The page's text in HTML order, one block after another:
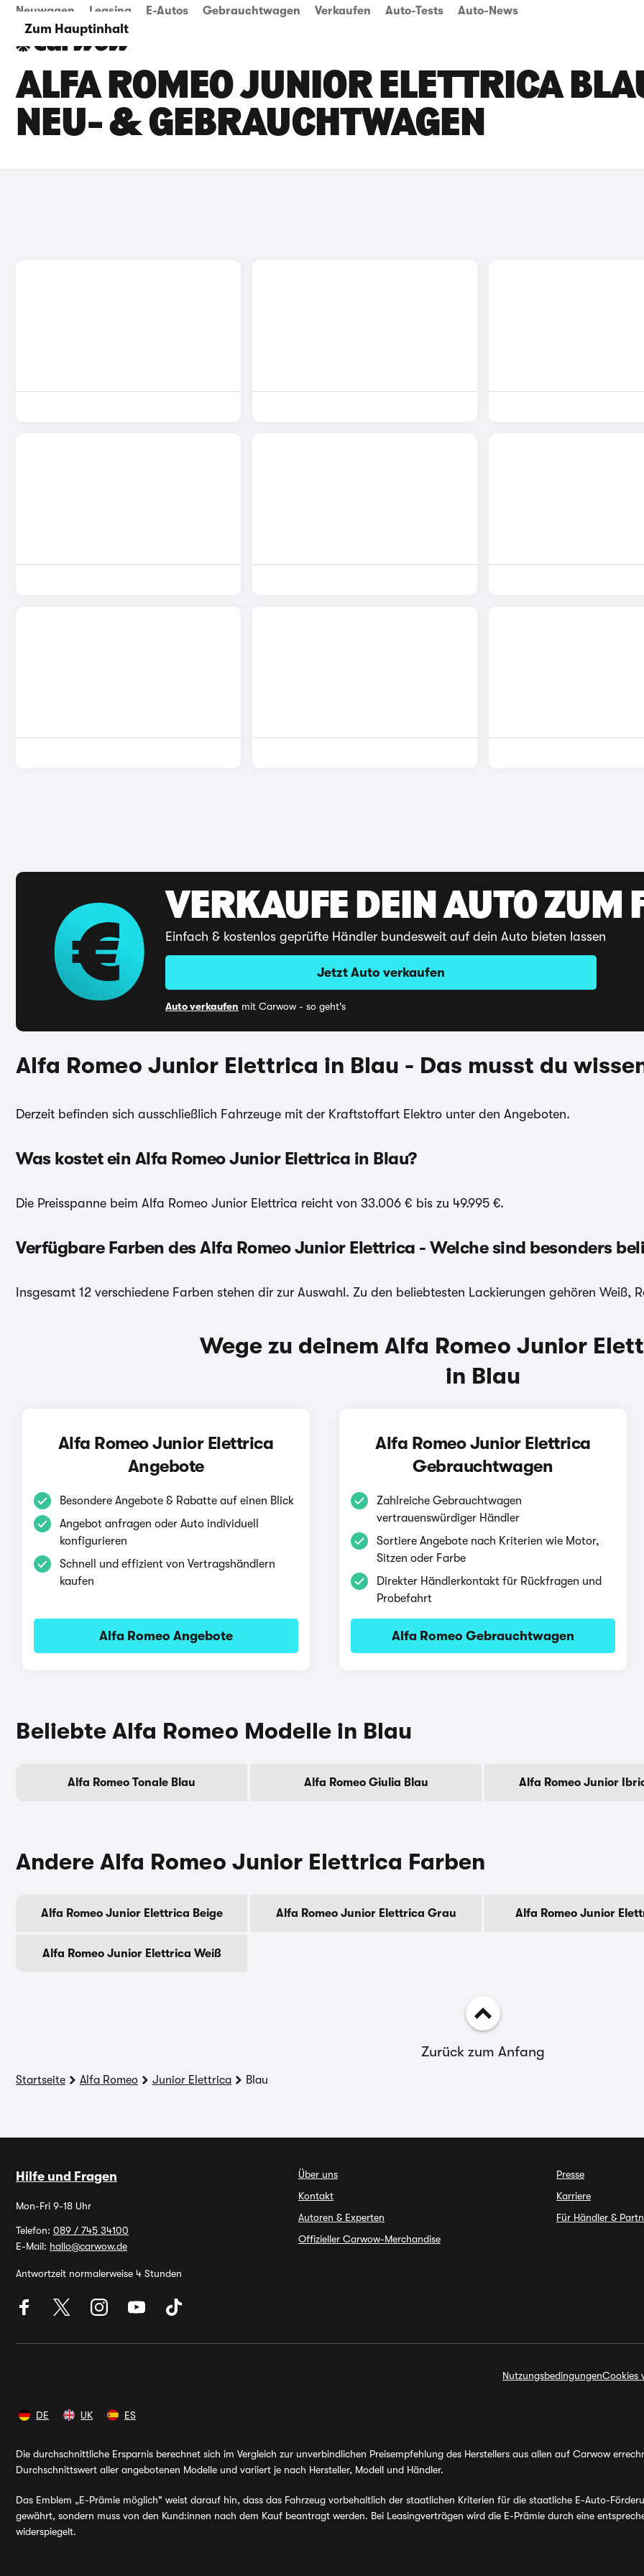
Zum Hauptinhalt
Neuwagen Leasing E-Autos Gebrauchtwagen Verkaufen Auto-Tests Auto-News
ALFA ROMEO JUNIOR ELETTRICA
NEU- & GEBRAUCHTWAGEN
VERKAUFE DEIN AUTO ZUM
Einfach & kostenlos geprüfte Händler bundesweit auf dein Auto bieten lassen
Jetzt Auto verkaufen
Auto verkaufen mit Carwow - so geht's
Alfa Romeo Junior Elettrica in Blau - Das musst du
Derzeit befinden sich ausschließlich Fahrzeuge mit der Kraftstoffart Elektro unter den Angeboten.
Was kostet ein Alfa Romeo Junior Elettrica in Blau?
Die Preisspanne beim Alfa Romeo Junior Elettrica reicht von 33.006 € bis zu 49.995 €.
Verfügbare Farben des Alfa Romeo Junior Elettrica - Welche sind besonders
Insgesamt 12 verschiedene Farben stehen dir zur Auswahl. Zu den beliebtesten Lackierungen gehören Weiß,
Wege zu deinem Alfa Romeo Junior
in Blau
Alfa Romeo Junior Elettrica
Angebote
Besondere Angebote & Rabatte auf einen Blick
Angebot anfragen oder Auto individuell
konfigurieren
Schnell und effizient von Vertragshändlern
kaufen
Alfa Romeo Angebote
Alfa Romeo Junior Elettrica
Gebrauchtwagen
Zahlreiche Gebrauchtwagen
vertrauenswürdiger Händler
Sortiere Angebote nach Kriterien wie Motor,
Sitzen oder Farbe
Direkter Händlerkontakt für Rückfragen und
Probefahrt
Alfa Romeo Gebrauchtwagen
Beliebte Alfa Romeo Modelle in Blau
Alfa Romeo Tonale Blau Alfa Romeo Giulia Blau Alfa Romeo Junior
Andere Alfa Romeo Junior Elettrica Farben
Alfa Romeo Junior Elettrica Beige Alfa Romeo Junior Elettrica Grau Alfa Romeo Junior
Alfa Romeo Junior Elettrica Weiß
Zurück zum Anfang
Startseite Alfa Romeo Junior Elettrica Blau
Hilfe und Fragen
Mon-Fri 9-18 Uhr
Telefon: 089 / 745 34100
E-Mail: hallo@carwow.de
Antwortzeit normalerweise 4 Stunden
Über uns
Kontakt
Autoren & Experten
Offizieller Carwow-Merchandise
Presse
Karriere
Für Händler &
NutzungsbedingungenCookies
DE UK ES
Die durchschnittliche Ersparnis berechnet sich im Vergleich zur unverbindlichen Preisempfehlung des Herstellers aus allen auf Carwow
Durchschnittswert aller angebotenen Modelle und variiert je nach Hersteller, Modell und Händler.
Das Emblem „E-Prämie möglich" weist darauf hin, dass das Fahrzeug vorbehaltlich der staatlichen Kriterien für die staatliche E-Auto-
gewährt, sondern muss von den Kund:innen nach dem Kauf beantragt werden. Bei Leasingverträgen wird die E-Prämie durch eine
widerspiegelt.